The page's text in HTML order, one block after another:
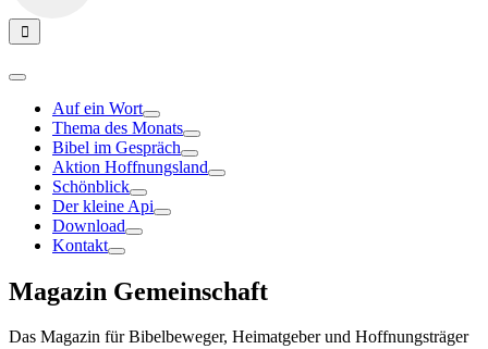
Auf ein Wort
Thema des Monats
Bibel im Gespräch
Aktion Hoffnungsland
Schönblick
Der kleine Api
Download
Kontakt
Magazin Gemeinschaft
Das Magazin für Bibelbeweger, Heimatgeber und Hoffnungsträger